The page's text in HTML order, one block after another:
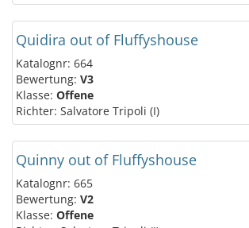
Quidira out of Fluffyshouse
Katalognr: 664
Bewertung: V3
Klasse: Offene
Richter: Salvatore Tripoli (I)
Quinny out of Fluffyshouse
Katalognr: 665
Bewertung: V2
Klasse: Offene